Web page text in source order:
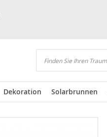
Suchen
Dekoration Solarbrunnen